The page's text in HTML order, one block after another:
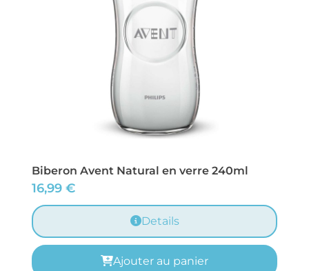
Biberon Avent Natural en verre 240ml
16,99 €
Details
Ajouter au panier